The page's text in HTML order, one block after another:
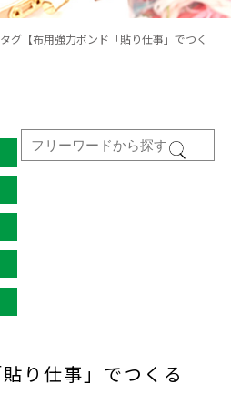
タグ【布用強力ボンド「貼り仕事」でつく